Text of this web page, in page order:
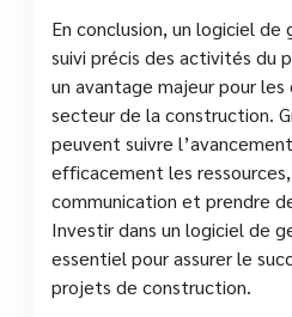
En conclusion, un logiciel
suivi précis des activités du
un avantage majeur pour
secteur de la construction.
peuvent suivre
efficacement les
communication et prendre
Investir dans un logiciel de
essentiel pour assurer le
projets de construction.